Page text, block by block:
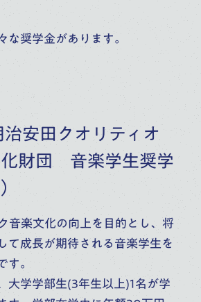
な奨学金があります。
治安田クオリティオ
化財団 音楽学生奨学
音楽文化の向上を目的とし、将
て成長が期待される音楽学生を
す。
大学学部生(3年生以上)1名が学